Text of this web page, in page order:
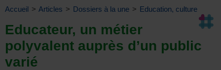
Accueil > Articles > Dossiers à la une > Education, culture
Educateur, un métier
polyvalent auprès d’un public
varié